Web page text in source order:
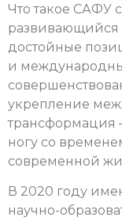
Что такое САФУ
развивающийся
достойные
и
укрепление
трансформация
ногу со
современной
В 2020 году
научно-